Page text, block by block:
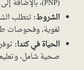
(PNP)، بالإضافة إلى برامج الهجرة العائلية واللجوء.
الشروط: تتطلب
لغوية، وفحوصات
الحياة في كندا:
صحية شامل،